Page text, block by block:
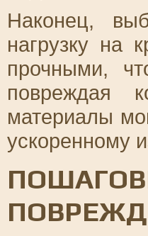
Наконец,
нагрузку на
прочными,
повреждая
материалы
ускоренному